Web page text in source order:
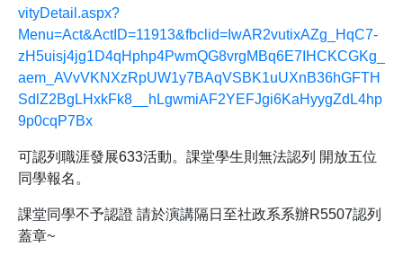
vityDetail.aspx?
Menu=Act&ActID=11913&fbclid=IwAR2vutixAZg_HqC7-
zH5uisj4jg1D4qHphp4PwmQG8vrgMBq6E7IHCKCGKg_
aem_AVvVKNXzRpUW1y7BAqVSBK1uUXnB36hGFTH
SdlZ2BgLHxkFk8__hLgwmiAF2YEFJgi6KaHyygZdL4hp
9p0cqP7Bx
可認列職涯發展633活動。課堂學生則無法認列 開放五位
同學報名。
課堂同學不予認證 請於演講隔日至社政系系辦R5507認列
蓋章~